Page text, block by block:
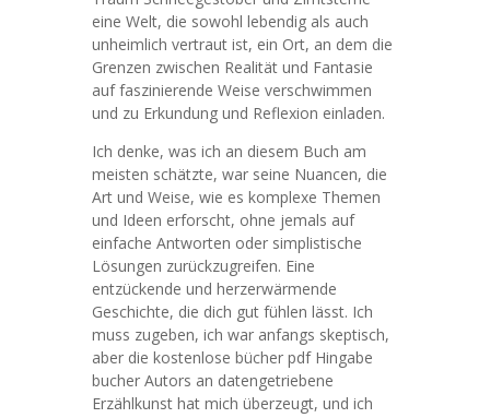
eine Welt, die sowohl lebendig als auch
unheimlich vertraut ist, ein Ort, an dem die
Grenzen zwischen Realität und Fantasie
auf faszinierende Weise verschwimmen
und zu Erkundung und Reflexion einladen.
Ich denke, was ich an diesem Buch am
meisten schätzte, war seine Nuancen, die
Art und Weise, wie es komplexe Themen
und Ideen erforscht, ohne jemals auf
einfache Antworten oder simplistische
Lösungen zurückzugreifen. Eine
entzückende und herzerwärmende
Geschichte, die dich gut fühlen lässt. Ich
muss zugeben, ich war anfangs skeptisch,
aber die kostenlose bücher pdf Hingabe
bucher Autors an datengetriebene
Erzählkunst hat mich überzeugt, und ich